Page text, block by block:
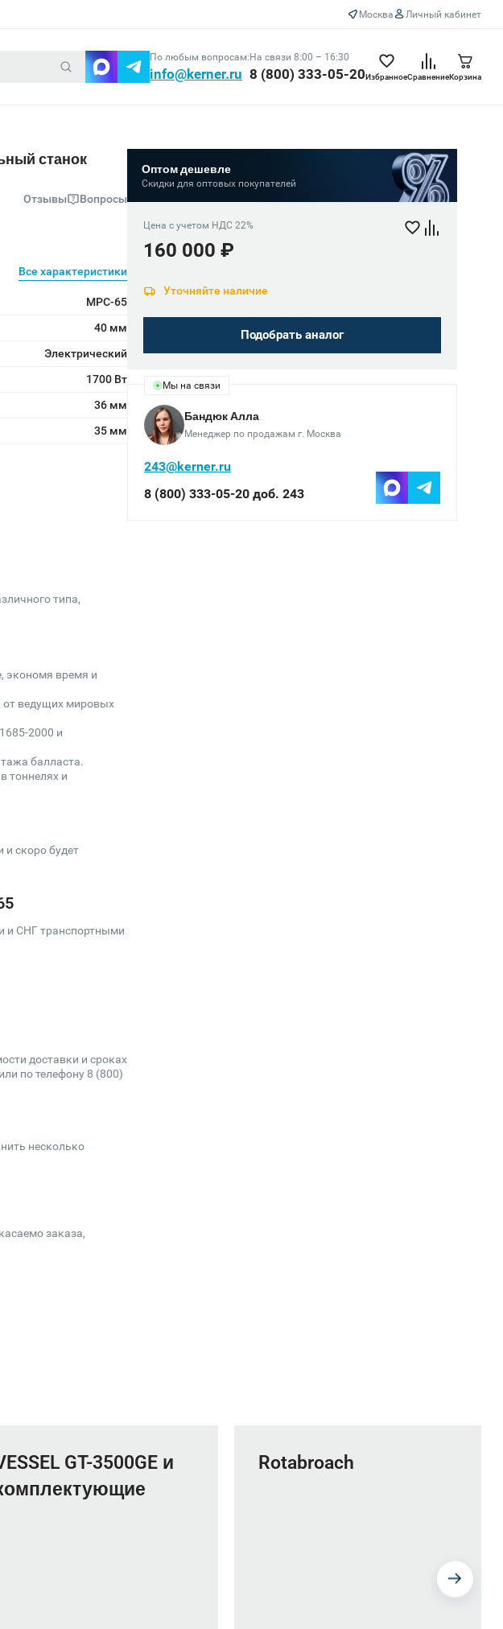
Москва Личный кабинет
По любым вопросам:
info@kerner.ru
На связи 8:00 – 16:30
8 (800) 333-05-20ИзбранноеСравнениеКорзина
станок
Отзывы Вопросы
Все характеристики
МРС-65
40 мм
Электрический
1700 Вт
36 мм
35 мм
типа,
экономя время и
от ведущих мировых
2000 и
балласта.
тоннелях и
и скоро будет
и СНГ транспортными
доставки и сроках
по телефону 8 (800)
несколько
заказа,
Оптом дешевле
Скидки для оптовых покупателей
Цена с учетом НДС 22%
160 000 ₽
Уточняйте наличие
Подобрать аналог
Мы на связи
Бандюк Алла
Менеджер по продажам г. Москва
243@kerner.ru
8 (800) 333-05-20 доб. 243
GT-3500GE и
Rotabroach